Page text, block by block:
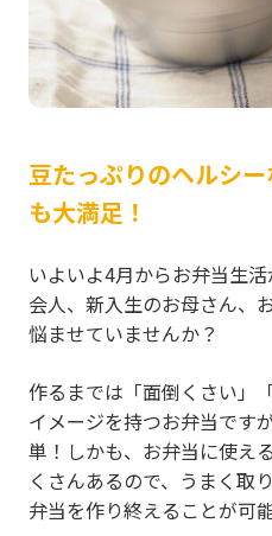
豆たっぷりのヘルシ
も大満足！
いよいよ4月からお弁当生
会人、新入生のお母さん、
悩ませていませんか？
作るまでは「面倒くさい」
イメージを持つお弁当です
単！しかも、お弁当に使え
くさんあるので、うまく取
弁当を作り終えることが可能